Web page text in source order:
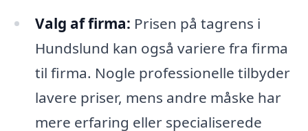
Valg af firma: Prisen på tagrens i
Hundslund kan også variere fra firma
til firma. Nogle professionelle tilbyder
lavere priser, mens andre måske har
mere erfaring eller specialiserede